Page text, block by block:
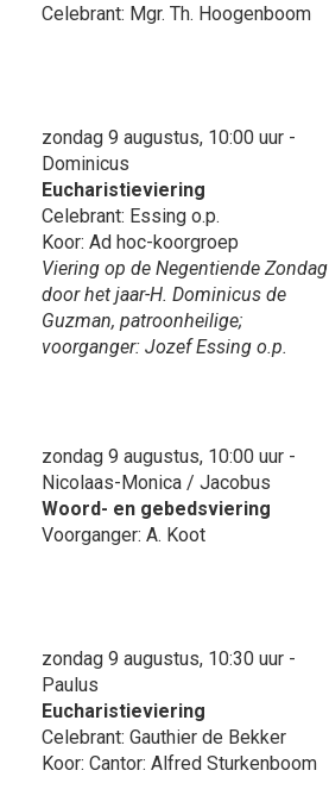
Celebrant: Mgr. Th. Hoogenboom
zondag 9 augustus, 10:00 uur -
Dominicus
Eucharistieviering
Celebrant: Essing o.p.
Koor: Ad hoc-koorgroep
Viering op de Negentiende Zondag
door het jaar-H. Dominicus de
Guzman, patroonheilige;
voorganger: Jozef Essing o.p.
zondag 9 augustus, 10:00 uur -
Nicolaas-Monica / Jacobus
Woord- en gebedsviering
Voorganger: A. Koot
zondag 9 augustus, 10:30 uur -
Paulus
Eucharistieviering
Celebrant: Gauthier de Bekker
Koor: Cantor: Alfred Sturkenboom